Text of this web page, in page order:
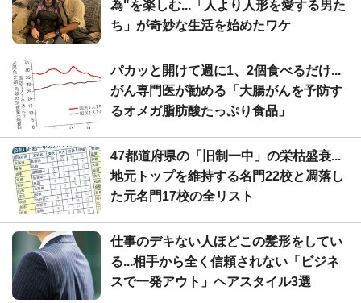
為"を楽しむ...「人より人形を愛する男た
ち」が奇妙な生活を始めたワケ
パカッと開けて週に1、2個食べるだけ...
がん専門医が勧める「大腸がんを予防す
るオメガ脂肪酸たっぷり食品」
47都道府県の「旧制一中」の栄枯盛衰...
地元トップを維持する名門22校と凋落し
た元名門17校の全リスト
仕事のデキない人ほどこの髪形をしてい
る...相手から全く信頼されない「ビジネ
スで一発アウト」ヘアスタイル3選